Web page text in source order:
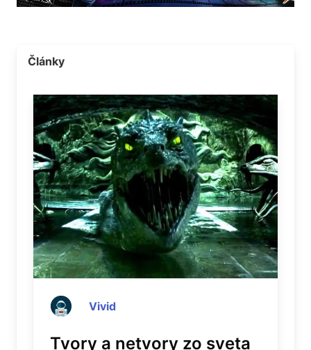
Články
Vivid
Tvory a netvory zo sveta